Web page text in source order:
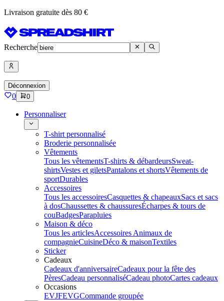
Livraison gratuite dès 80 €
Recherche
Déconnexion
0 0
Personnaliser
T-shirt personnalisé
Broderie personnalisée
Vêtements
Tous les vêtementsT-shirts & débardeursSweat-
shirtsVestes et giletsPantalons et shortsVêtements de
sportDurables
Accessoires
Tous les accessoiresCasquettes & chapeauxSacs et sacs
à dosChaussettes & chaussuresÉcharpes & tours de
couBadgesParapluies
Maison & déco
Tous les articlesAccessoires Animaux de
compagnieCuisineDéco & maisonTextiles
Sticker
Cadeaux
Cadeaux d'anniversaireCadeaux pour la fête des
PèresCadeau personnaliséCadeau photoCartes cadeaux
Occasions
EVJFEVGCommande groupée